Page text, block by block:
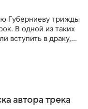
Губерниеву трижды
В одной из таких
вступить в драку,
автора трека